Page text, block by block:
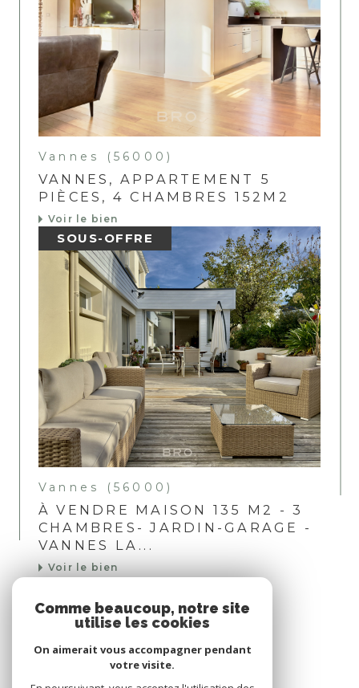
Vannes (56000)
VANNES, APPARTEMENT 5
PIÈCES, 4 CHAMBRES 152M2
Voir le bien
SOUS-OFFRE
Vannes (56000)
À VENDRE MAISON 135 M2 - 3
CHAMBRES- JARDIN-GARAGE -
VANNES LA...
Voir le bien
Nous suivre sur
Comme beaucoup, notre site
utilise les cookies
On aimerait vous accompagner pendant
votre visite.